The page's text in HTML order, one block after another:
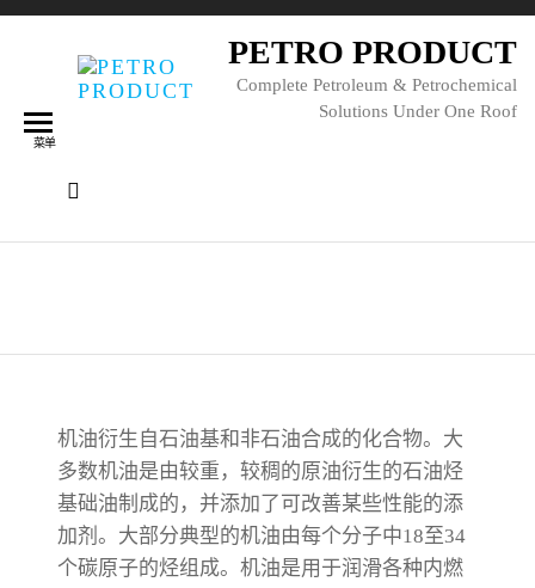
PETRO PRODUCT
Complete Petroleum & Petrochemical
Solutions Under One Roof
菜单
机油衍生自石油基和非石油合成的化合物。大
多数机油是由较重，较稠的原油衍生的石油烃
基础油制成的，并添加了可改善某些性能的添
加剂。大部分典型的机油由每个分子中18至34
个碳原子的烃组成。机油是用于润滑各种内燃